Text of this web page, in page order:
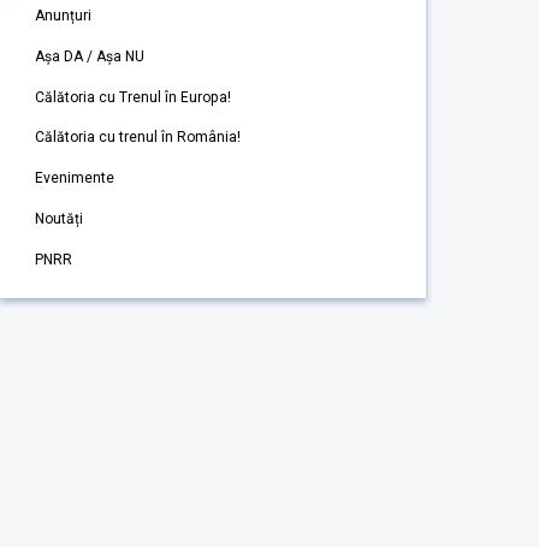
Anunțuri
Așa DA / Așa NU
Călătoria cu Trenul în Europa!
Călătoria cu trenul în România!
Evenimente
Noutăți
PNRR